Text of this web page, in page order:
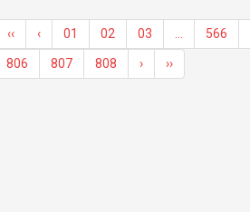
‹‹ ‹ 01 02 03 566
806 807 808 › ››